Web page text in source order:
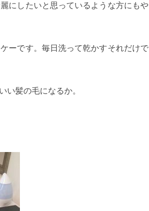
にしたいと思っているような方にもや
ーです。毎日洗って乾かすそれだけで
い髪の毛になるか。